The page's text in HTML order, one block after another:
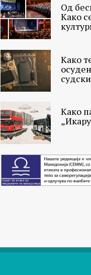
Од
Како
Како
Како